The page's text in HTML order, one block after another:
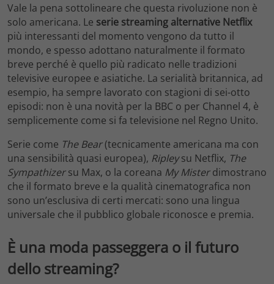
Vale la pena sottolineare che questa rivoluzione non è
solo americana. Le serie streaming alternative Netflix
più interessanti del momento vengono da tutto il
mondo, e spesso adottano naturalmente il formato
breve perché è quello più radicato nelle tradizioni
televisive europee e asiatiche. La serialità britannica, ad
esempio, ha sempre lavorato con stagioni di sei-otto
episodi: non è una novità per la BBC o per Channel 4, è
semplicemente come si fa televisione nel Regno Unito.
Serie come The Bear(tecnicamente americana ma con
una sensibilità quasi europea), Ripleysu Netflix, The
Sympathizersu Max, o la coreana My Misterdimostrano
che il formato breve e la qualità cinematografica non
sono un’esclusiva di certi mercati: sono una lingua
universale che il pubblico globale riconosce e premia.
È una moda passeggera o il futuro
dello streaming?